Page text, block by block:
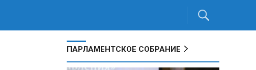
ПАРЛАМЕНТСКОЕ СОБРАНИЕ